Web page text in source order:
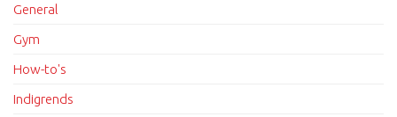
General
Gym
How-to's
Indigrends